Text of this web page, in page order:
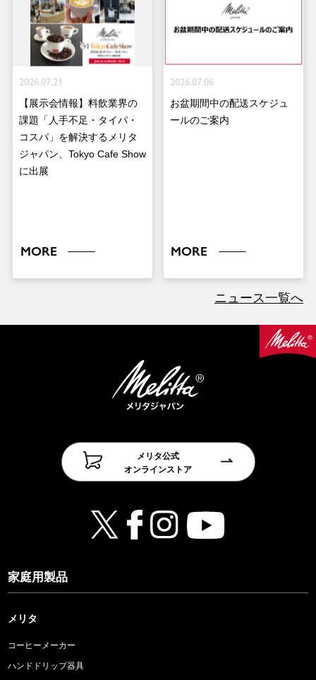
2026.07.21
【展示会情報】料飲業界の
課題「人手不足・タイパ・
コスパ」を解決するメリタ
ジャパン、Tokyo Cafe Show
に出展
MORE
2026.07.06
お盆期間中の配送スケジュ
ールのご案内
MORE
ニュース一覧へ
メリタ公式
オンラインストア
家庭用製品
メリタ
コーヒーメーカー
ハンドドリップ器具